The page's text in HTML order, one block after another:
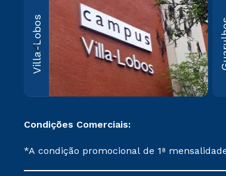
Villa-Lobos
Condições Comerciais:
*A condição promocional de 1ª